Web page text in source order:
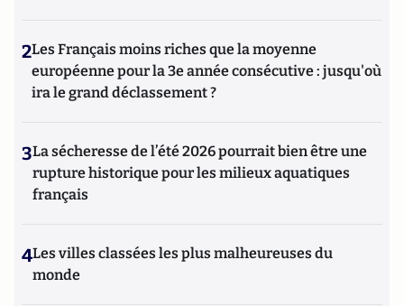
2Les Français moins riches que la moyenne
européenne pour la 3e année consécutive : jusqu'où
ira le grand déclassement ?
3La sécheresse de l’été 2026 pourrait bien être une
rupture historique pour les milieux aquatiques
français
4Les villes classées les plus malheureuses du
monde